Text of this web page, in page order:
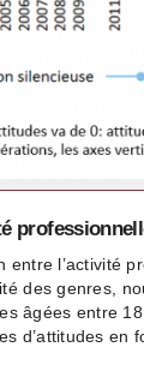
entre l’activité
des genres,
âgées entre
d’attitudes en